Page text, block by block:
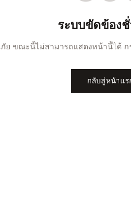
ระบบขัดข้อง
ย ขณะนี้ไม่สามารถแสดงหน้านี้ได้
กลับสู่หน้าแร